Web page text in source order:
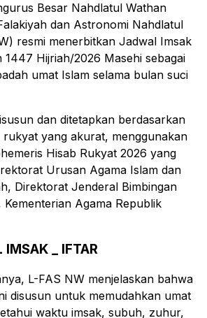
Besar Nahdlatul Wathan
dan Astronomi Nahdlatul
resmi menerbitkan Jadwal Imsak
1447 Hijriah/2026 Masehi sebagai
umat Islam selama bulan suci
dan ditetapkan berdasarkan
yang akurat, menggunakan
Hisab Rukyat 2026 yang
Urusan Agama Islam dan
Direktorat Jenderal Bimbingan
Agama Republik
_ IFTAR
L-FAS NW menjelaskan bahwa
disusun untuk memudahkan umat
waktu imsak, subuh, zuhur,